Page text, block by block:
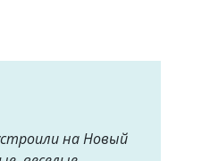
на Новый